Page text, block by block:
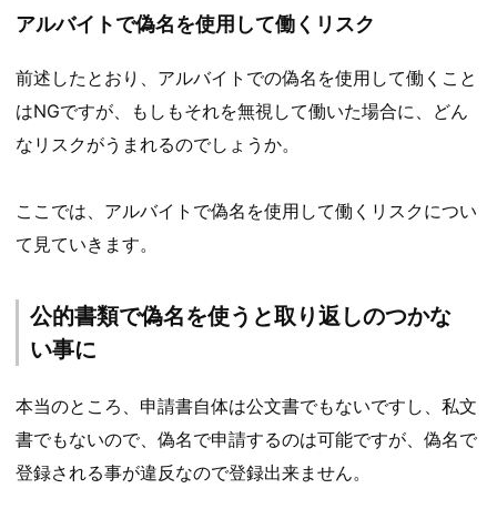
アルバイトで偽名を使用して働くリスク
前述したとおり、アルバイトでの偽名を使用して働くこと
はNGですが、もしもそれを無視して働いた場合に、どん
なリスクがうまれるのでしょうか。
ここでは、アルバイトで偽名を使用して働くリスクについ
て見ていきます。
公的書類で偽名を使うと取り返しのつかな
い事に
本当のところ、申請書自体は公文書でもないですし、私文
書でもないので、偽名で申請するのは可能ですが、偽名で
登録される事が違反なので登録出来ません。